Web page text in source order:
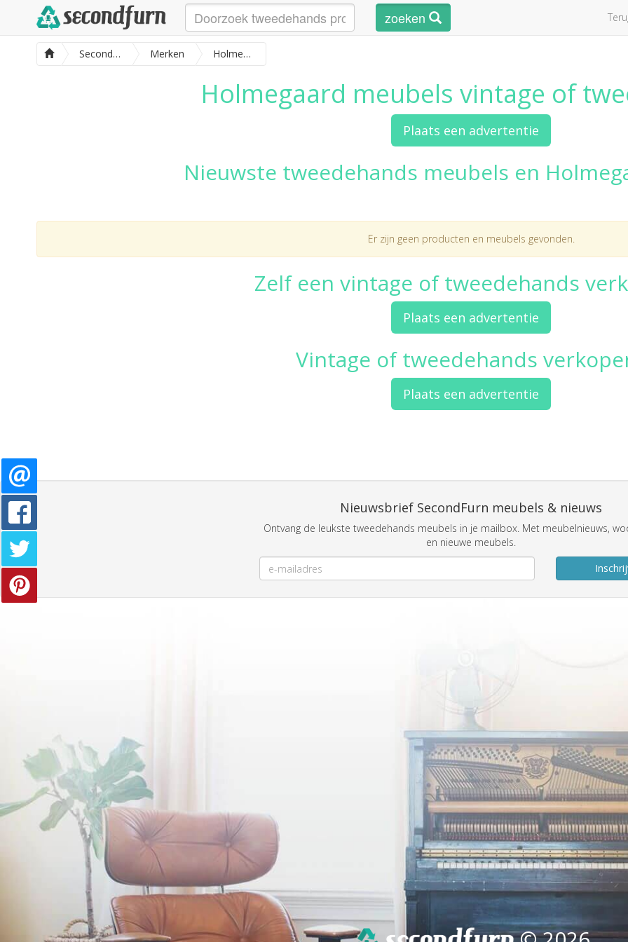
zoeken
SecondFurn Merken Holmegaard meubels
Holmegaard meubels vintage of
Plaats een advertentie
Nieuwste tweedehands meubels en
Er zijn geen producten en meubels gevonden.
Zelf een vintage of tweedehands
Plaats een advertentie
Vintage of tweedehands
Plaats een advertentie
Nieuwsbrief SecondFurn meubels & nieuws
Ontvang de leukste tweedehands meubels in je mailbox. Met meubelnieuws,
en nieuwe meubels.